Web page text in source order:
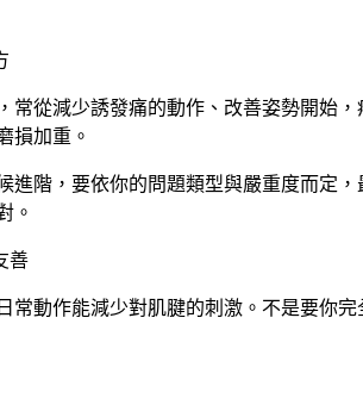
常從減少誘發痛的動作、改善姿勢開始
損加重。
進階，要依你的問題類型與嚴重度而定
。
善
常動作能減少對肌腱的刺激。不是要你